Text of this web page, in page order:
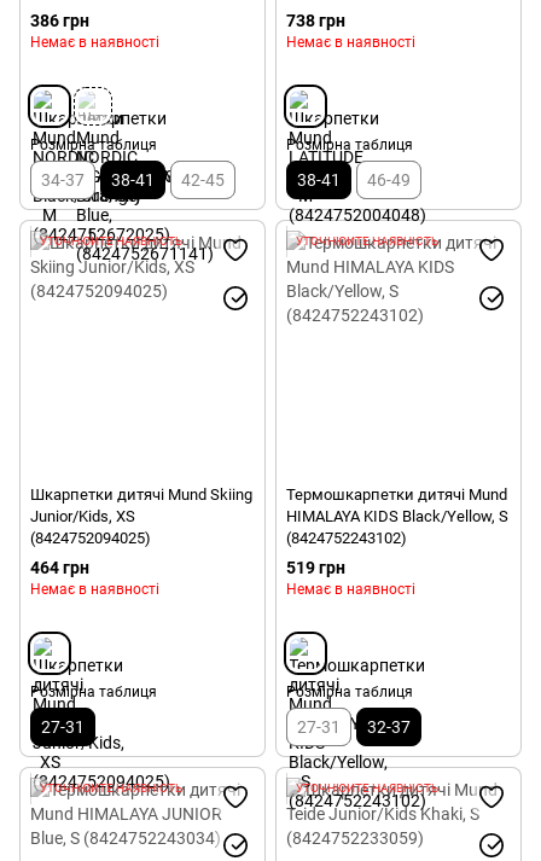
(8424752672025)
386 грн
Немає в наявності
Розмірна таблиця
34-37 38-41 42-45
738 грн
Немає в наявності
Розмірна таблиця
38-41 46-49
УТОЧНЮЙТЕ НАЯВНІСТЬ
Шкарпетки дитячі Mund Skiing
Junior/Kids, XS
(8424752094025)
464 грн
Немає в наявності
Розмірна таблиця
27-31
УТОЧНЮЙТЕ НАЯВНІСТЬ
Термошкарпетки дитячі Mund
HIMALAYA KIDS Black/Yellow, S
(8424752243102)
519 грн
Немає в наявності
Розмірна таблиця
27-31 32-37
УТОЧНЮЙТЕ НАЯВНІСТЬ УТОЧНЮЙТЕ НАЯВНІСТЬ